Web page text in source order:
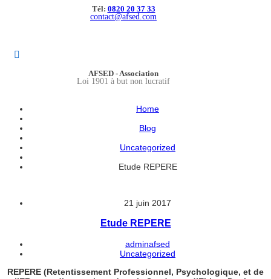
Tél: 0820 20 37 33
contact@afsed.com
AFSED - Association
Loi 1901 à but non lucratif
Home
Blog
Uncategorized
Etude REPERE
21 juin 2017
Etude REPERE
adminafsed
Uncategorized
REPERE (Retentissement Professionnel, Psychologique, et de